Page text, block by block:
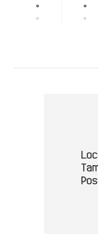
°
°
°
°